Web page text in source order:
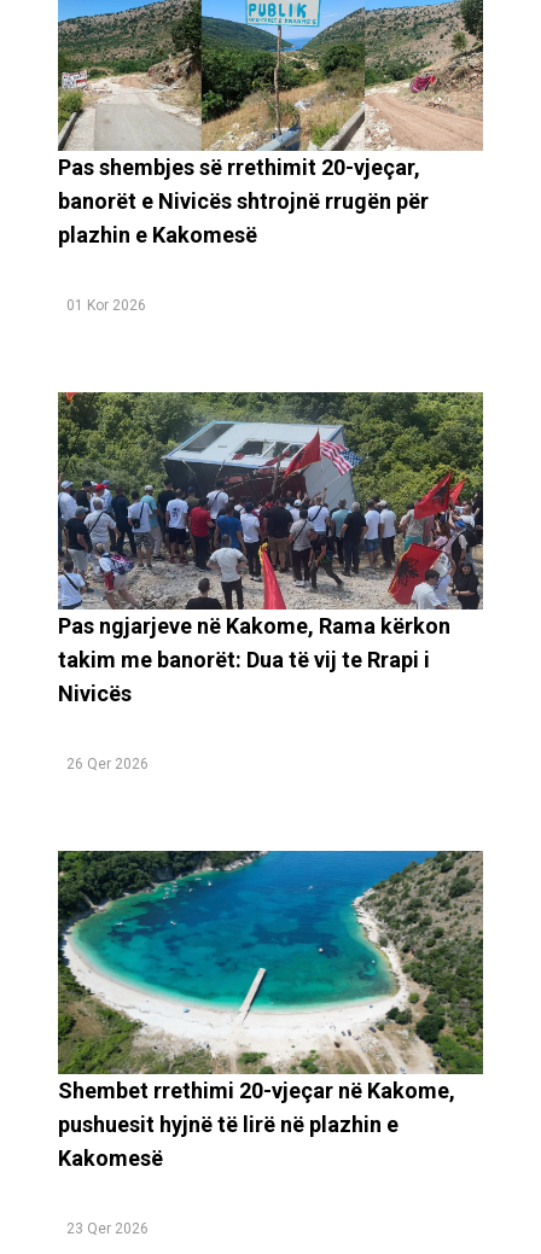
Pas shembjes së rrethimit 20-vjeçar,
banorët e Nivicës shtrojnë rrugën për
plazhin e Kakomesë
01 Kor 2026
Pas ngjarjeve në Kakome, Rama kërkon
takim me banorët: Dua të vij te Rrapi i
Nivicës
26 Qer 2026
Shembet rrethimi 20-vjeçar në Kakome,
pushuesit hyjnë të lirë në plazhin e
Kakomesë
23 Qer 2026